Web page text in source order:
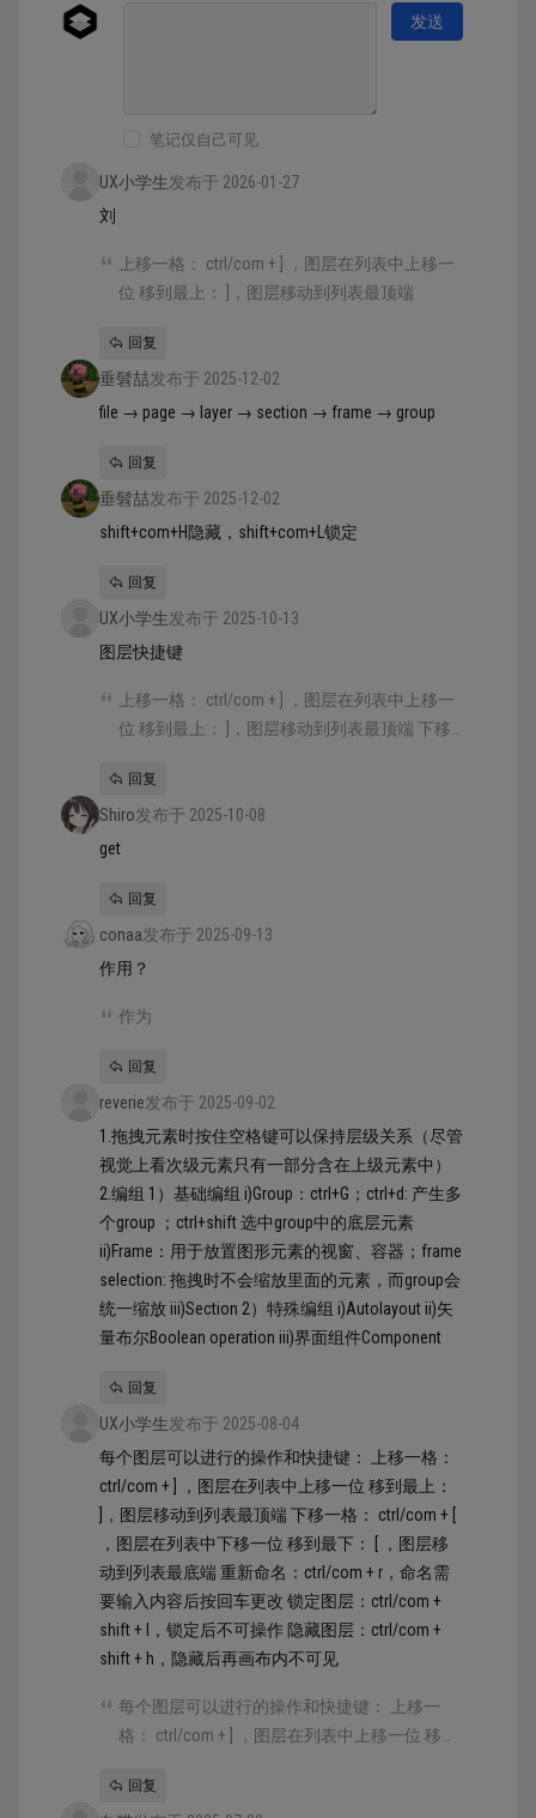
笔记仅自己可见
发送
UX小学生发布于 2026-01-27
刘
上移一格： ctrl/com + ] ，图层在列表中上移一
位 移到最上： ]，图层移动到列表最顶端
回复
垂髫喆发布于 2025-12-02
file → page → layer → section → frame → group
回复
垂髫喆发布于 2025-12-02
shift+com+H隐藏，shift+com+L锁定
回复
UX小学生发布于 2025-10-13
图层快捷键
上移一格： ctrl/com + ] ，图层在列表中上移一
位 移到最上： ]，图层移动到列表最顶端 下移
到最下： [ ，图层移动到列表最底端 重新命
名：ctrl/com + r，命名需要输入内容后按回车
更改 锁定图层：ctrl/com + shift + l，锁定后不
再画布内不可见
回复
Shiro发布于 2025-10-08
get
回复
conaa发布于 2025-09-13
作用？
作为
回复
reverie发布于 2025-09-02
1.拖拽元素时按住空格键可以保持层级关系（尽管
视觉上看次级元素只有一部分含在上级元素中）
2.编组 1）基础编组 i)Group：ctrl+G；ctrl+d: 产生多
个group ；ctrl+shift 选中group中的底层元素
ii)Frame：用于放置图形元素的视窗、容器；frame
selection: 拖拽时不会缩放里面的元素，而group会
统一缩放 iii)Section 2）特殊编组 i)Autolayout ii)矢
量布尔Boolean operation iii)界面组件Component
回复
UX小学生发布于 2025-08-04
每个图层可以进行的操作和快捷键： 上移一格：
ctrl/com + ] ，图层在列表中上移一位 移到最上：
]，图层移动到列表最顶端 下移一格： ctrl/com + [
，图层在列表中下移一位 移到最下： [ ，图层移
动到列表最底端 重新命名：ctrl/com + r，命名需
要输入内容后按回车更改 锁定图层：ctrl/com +
shift + l，锁定后不可操作 隐藏图层：ctrl/com +
shift + h，隐藏后再画布内不可见
每个图层可以进行的操作和快捷键： 上移一
格： ctrl/com + ] ，图层在列表中上移一位 移到
ctrl/com + [ ，图层在列表中下移一位 移到最
回复